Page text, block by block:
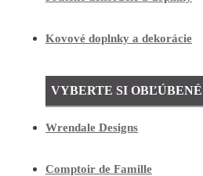
Kovové doplnky a dekorácie
VYBERTE SI
Wrendale Designs
Comptoir de Famille